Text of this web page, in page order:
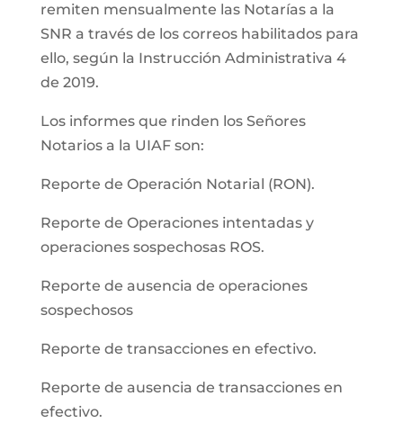
remiten mensualmente las Notarías a la
SNR a través de los correos habilitados para
ello, según la Instrucción Administrativa 4
de 2019.
Los informes que rinden los Señores
Notarios a la UIAF son:
Reporte de Operación Notarial (RON).
Reporte de Operaciones intentadas y
operaciones sospechosas ROS.
Reporte de ausencia de operaciones
sospechosos
Reporte de transacciones en efectivo.
Reporte de ausencia de transacciones en
efectivo.